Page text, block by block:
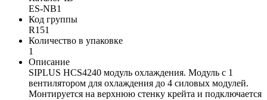
ES-NB1
Код группы
R151
Количество в упаковке
1
Описание
SIPLUS HCS4240 модуль охлаждения. Модуль с 1
вентилятором для охлаждения до 4 силовых модулей.
Монтируется на верхнюю стенку крейта и подключается